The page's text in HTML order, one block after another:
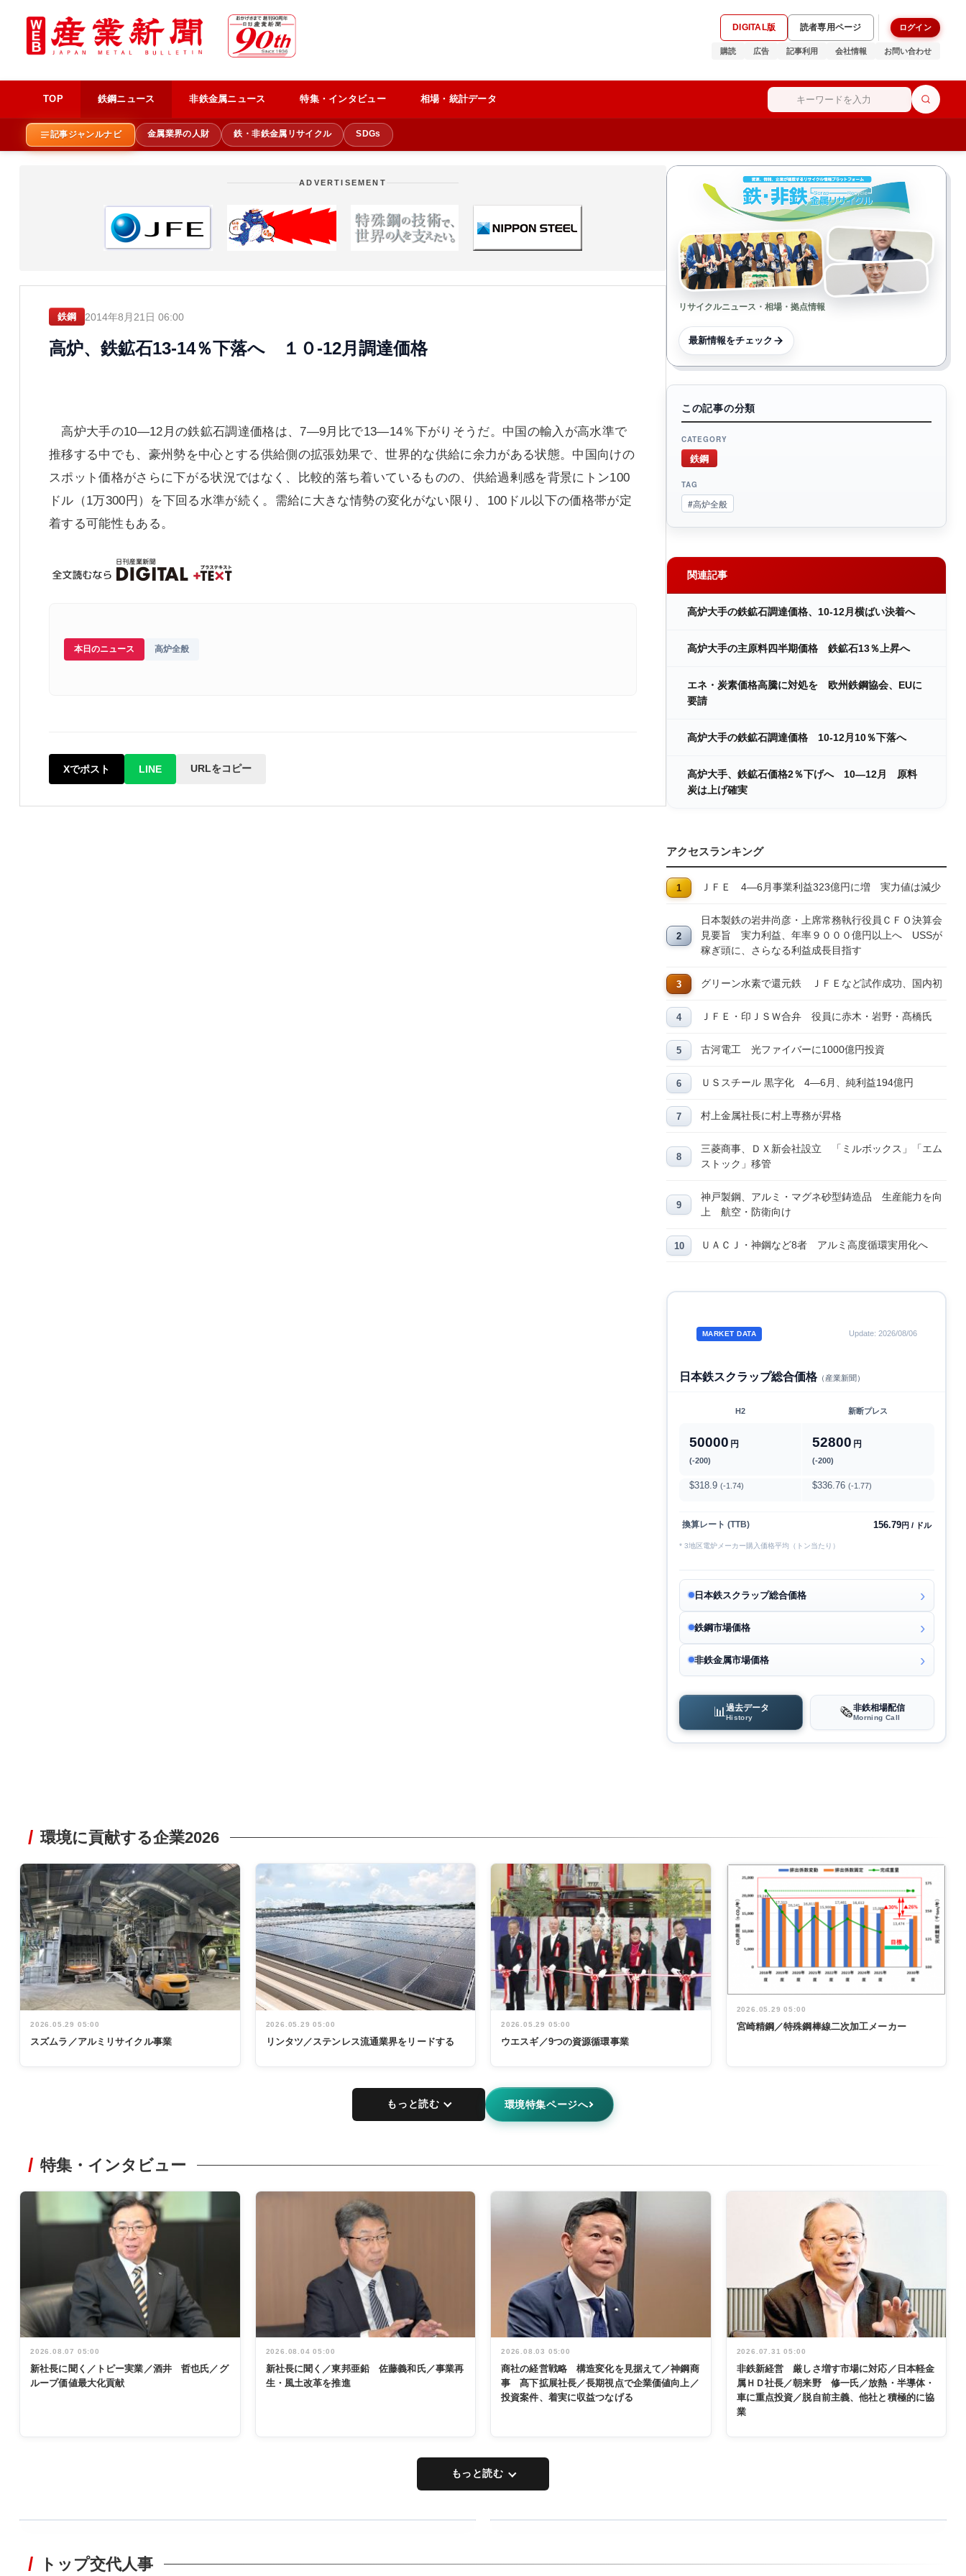
DIGITAL版 読者専用ページ ログイン
購読 広告 記事利用 会社情報 お問い合わせ
TOP 鉄鋼ニュース 非鉄金属ニュース 特集・インタビュー 相場・統計データ
記事ジャンルナビ 金属業界の人財 鉄・非鉄金属リサイクル SDGs
ADVERTISEMENT
鉄鋼 2014年8月21日 06:00
高炉、鉄鉱石13-14％下落へ １０-12月調達価格
高炉大手の10―12月の鉄鉱石調達価格は、7―9月比で13―14％下がりそうだ。中国の輸入が高水準で
推移する中でも、豪州勢を中心とする供給側の拡張効果で、世界的な供給に余力がある状態。中国向けの
スポット価格がさらに下がる状況ではなく、比較的落ち着いているものの、供給過剰感を背景にトン100
ドル（1万300円）を下回る水準が続く。需給に大きな情勢の変化がない限り、100ドル以下の価格帯が定
着する可能性もある。
本日のニュース 高炉全般
Xでポスト LINE URLをコピー
リサイクルニュース・相場・拠点情報
最新情報をチェック
この記事の分類
CATEGORY
鉄鋼
TAG
#高炉全般
関連記事
高炉大手の鉄鉱石調達価格、10-12月横ばい決着へ
高炉大手の主原料四半期価格 鉄鉱石13％上昇へ
エネ・炭素価格高騰に対処を 欧州鉄鋼協会、EUに
要請
高炉大手の鉄鉱石調達価格 10-12月10％下落へ
高炉大手、鉄鉱石価格2％下げへ 10―12月 原料
炭は上げ確実
アクセスランキング
ＪＦＥ 4―6月事業利益323億円に増 実力値は減少
日本製鉄の岩井尚彦・上席常務執行役員ＣＦＯ決算会
見要旨 実力利益、年率９０００億円以上へ USSが
稼ぎ頭に、さらなる利益成長目指す
グリーン水素で還元鉄 ＪＦＥなど試作成功、国内初
ＪＦＥ・印ＪＳＷ合弁 役員に赤木・岩野・髙橋氏
古河電工 光ファイバーに1000億円投資
ＵＳスチール 黒字化 4―6月、純利益194億円
村上金属社長に村上専務が昇格
三菱商事、ＤＸ新会社設立 「ミルボックス」「エム
ストック」移管
神戸製鋼、アルミ・マグネ砂型鋳造品 生産能力を向
上 航空・防衛向け
ＵＡＣＪ・神鋼など8者 アルミ高度循環実用化へ
MARKET DATA Update: 2026/08/06
日本鉄スクラップ総合価格（産業新聞）
H2 新断プレス
50000 円
(-200)
52800 円
(-200)
$318.9 (-1.74) $336.76 (-1.77)
換算レート (TTB) 156.79円 / ドル
* 3地区電炉メーカー購入価格平均（トン当たり）
日本鉄スクラップ総合価格
鉄鋼市場価格
非鉄金属市場価格
📊 過去データ
History 🗞️非鉄相場配信
Morning Call
環境に貢献する企業2026
2026.05.29 05:00
スズムラ／アルミリサイクル事業
2026.05.29 05:00
リンタツ／ステンレス流通業界をリードする
2026.05.29 05:00
ウエスギ／9つの資源循環事業
2026.05.29 05:00
宮崎精鋼／特殊鋼棒線二次加工メーカー
もっと読む 環境特集ページへ
特集・インタビュー
2026.08.07 05:00
新社長に聞く／トピー実業／酒井 哲也氏／グ
ループ価値最大化貢献
2026.08.04 05:00
新社長に聞く／東邦亜鉛 佐藤義和氏／事業再
生・風土改革を推進
2026.08.03 05:00
商社の経営戦略 構造変化を見据えて／神鋼商
事 髙下拡展社長／長期視点で企業価値向上／
投資案件、着実に収益つなげる
2026.07.31 05:00
非鉄新経営 厳しさ増す市場に対応／日本軽金
属ＨＤ社長／朝来野 修一氏／放熱・半導体・
車に重点投資／脱自前主義、他社と積極的に協
業
もっと読む
非鉄業界で
トップ交代人事